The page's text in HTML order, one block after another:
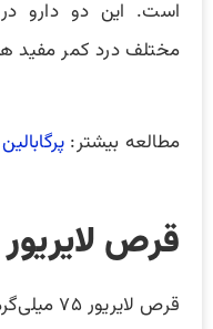
است. این دو دارو در
مختلف درد کمر مفید
مطالعه بیشتر:
قرص لایریور ۷۵ برای چیست؟
قرص